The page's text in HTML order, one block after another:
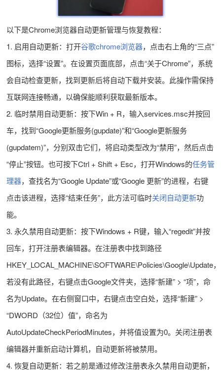
以下是Chrome浏览器自动更新管理与恢复教程：
1. 启用自动更新：打开谷歌chrome浏览器，点击右上角的“三点”
图标，选择“设置”。在设置页面底部，点击“关于Chrome”，系统
会自动检查更新，找到更新后将自动下载并安装。此操作需保持
互联网连接畅通，以确保能顺利获取最新版本。
2. 临时禁用自动更新：按下Win + R，输入services.msc并按回
车，找到“Google更新服务(gupdate)”和“Google更新服务
(gupdatem)”，分别双击它们，将启动类型改为“禁用”，然后点击
“停止”按钮。也可按下Ctrl + Shift + Esc，打开Windows的任务管
理器，查找名为“Google Update”或“Google 更新”的进程，右键
点击该进程，选择“结束任务”，此方法可临时关闭自动更新功
能。
3. 永久禁用自动更新：按下Windows + R键，输入“regedit”并按
回车，打开注册表编辑器。在注册表中找到路径
HKEY_LOCAL_MACHINE\SOFTWARE\Policies\Google\Update，
若没有此路径，右键点击Google文件夹，选择“新建” > “项”，命
名为Update。在右侧窗口中，右键点击空白处，选择“新建” >
“DWORD（32位）值”，命名为
AutoUpdateCheckPeriodMinutes，并将值设置为0。关闭注册表
编辑器并重新启动计算机，自动更新将被禁用。
4. 恢复自动更新：若之前是通过修改注册表永久禁用自动更新，